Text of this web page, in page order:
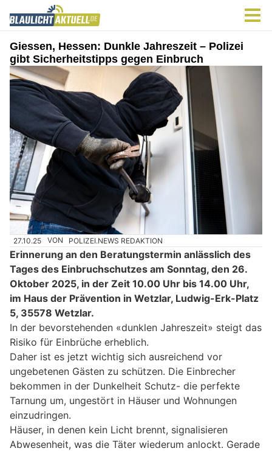
Giessen, Hessen: Dunkle Jahreszeit – Polizei
gibt Sicherheitstipps gegen Einbruch
27.10.25 VON POLIZEI.NEWS REDAKTION
Erinnerung an den Beratungstermin anlässlich des
Tages des Einbruchschutzes am Sonntag, den 26.
Oktober 2025, in der Zeit 10.00 Uhr bis 14.00 Uhr,
im Haus der Prävention in Wetzlar, Ludwig-Erk-Platz
5, 35578 Wetzlar.
In der bevorstehenden «dunklen Jahreszeit» steigt das
Risiko für Einbrüche erheblich.
Daher ist es jetzt wichtig sich ausreichend vor
ungebetenen Gästen zu schützen. Die Einbrecher
bekommen in der Dunkelheit Schutz- die perfekte
Tarnung um, ungestört in Häuser und Wohnungen
einzudringen.
Häuser, in denen kein Licht brennt, signalisieren
Abwesenheit, was die Täter wiederum anlockt. Gerade